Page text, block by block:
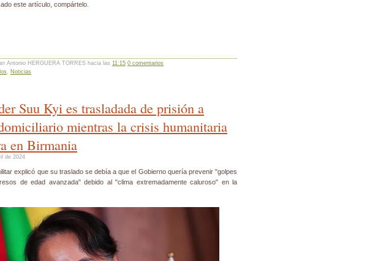
este artículo, compártelo.
Antonio HERGUERA TORRES hacia las 11:15 0 comentarios
, Noticias
Suu Kyi es trasladada de prisión a
mientras la crisis humanitaria
en Birmania
de 2024
explicó que su traslado se debía a que el Gobierno quería prevenir "golpes
de edad avanzada" debido al "clima extremadamente caluroso" en la